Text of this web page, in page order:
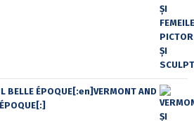
BELLE ÉPOQUE[:en]VERMONT AND